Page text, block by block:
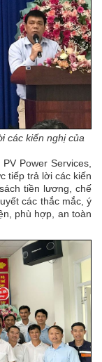
các kiến nghị của
Power Services,
tiếp trả lời các kiến
tiền lương, chế
các thắc mắc, ý
phù hợp, an toàn